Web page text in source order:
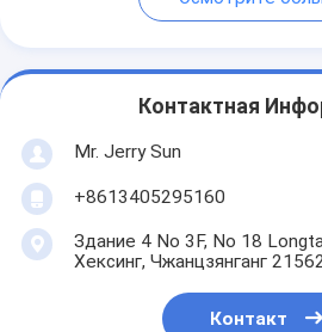
Контактная
Mr. Jerry Sun
+8613405295160
Здание 4 No 3F, No 18
Хексинг, Чжанцзянганг
Контакт